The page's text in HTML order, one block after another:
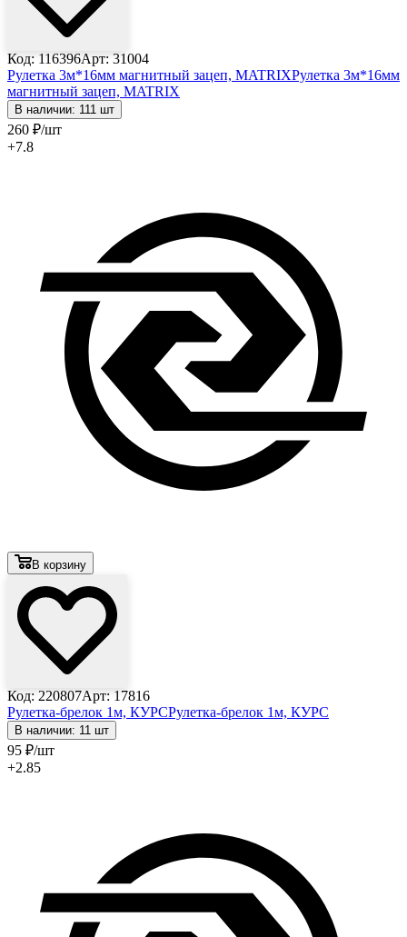
Код: 116396Арт: 31004
Рулетка 3м*16мм магнитный зацеп, MATRIXРулетка 3м*16мм
магнитный зацеп, MATRIX
В наличии: 111 шт
260 ₽/шт
+7.8
В корзину
Код: 220807Арт: 17816
Рулетка-брелок 1м, КУРСРулетка-брелок 1м, КУРС
В наличии: 11 шт
95 ₽/шт
+2.85